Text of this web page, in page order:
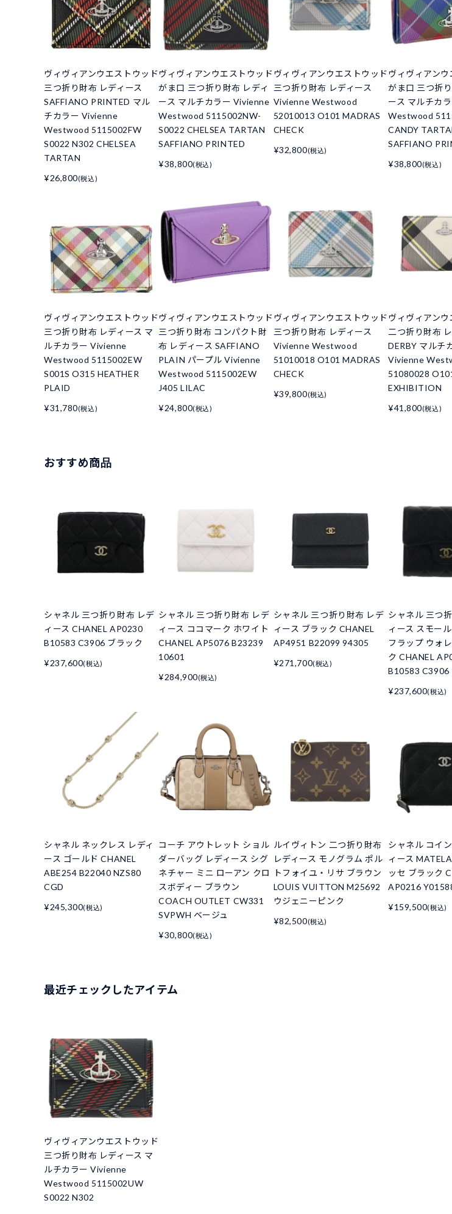
ヴィヴィアンウエストウッド
三つ折り財布 レディース
SAFFIANO PRINTED マル
チカラー Vivienne
Westwood 5115002FW
S0022 N302 CHELSEA
TARTAN
¥26,800(税込)
ヴィヴィアンウエストウッド
がま口 三つ折り財布 レディ
ース マルチカラー Vivienne
Westwood 5115002NW-
S0022 CHELSEA TARTAN
SAFFIANO PRINTED
¥38,800(税込)
ヴィヴィアンウエストウッド
三つ折り財布 レディース
Vivienne Westwood
52010013 O101 MADRAS
CHECK
¥32,800(税込)
ヴィヴィアン
がま口 三つ折
ース マルチカ
Westwood
CANDY
SAFFIANO
¥38,800(税込)
ヴィヴィアンウエストウッド
三つ折り財布 レディース マ
ルチカラー Vivienne
Westwood 5115002EW
S001S O315 HEATHER
PLAID
¥31,780(税込)
ヴィヴィアンウエストウッド
三つ折り財布 コンパクト財
布 レディース SAFFIANO
PLAIN パープル Vivienne
Westwood 5115002EW
J405 LILAC
¥24,800(税込)
ヴィヴィアンウエストウッド
三つ折り財布 レディース
Vivienne Westwood
51010018 O101 MADRAS
CHECK
¥39,800(税込)
ヴィヴィアン
二つ折り財布
DERBY マルチ
Vivienne
51080028
EXHIBITION
¥41,800(税込)
おすすめ商品
シャネル 三つ折り財布 レデ
ィース CHANEL AP0230
B10583 C3906 ブラック
¥237,600(税込)
シャネル 三つ折り財布 レデ
ィース ココマーク ホワイト
CHANEL AP5076 B23239
10601
¥284,900(税込)
シャネル 三つ折り財布 レデ
ィース ブラック CHANEL
AP4951 B22099 94305
¥271,700(税込)
シャネル 三つ
ィース スモー
フラップ ウォ
ク CHANEL
B10583 C3906
¥237,600(税込)
シャネル ネックレス レディ
ース ゴールド CHANEL
ABE254 B22040 NZS80
CGD
¥245,300(税込)
コーチ アウトレット ショル
ダーバッグ レディース シグ
ネチャー ミニ ローアン クロ
スボディー ブラウン
COACH OUTLET CW331
SVPWH ベージュ
¥30,800(税込)
ルイヴィトン 二つ折り財布
レディース モノグラム ポル
トフォイユ・リサ ブラウン
LOUIS VUITTON M25692
ウジェニーピンク
¥82,500(税込)
シャネル コイ
ィース
ッセ ブラック
AP0216
¥159,500(税込)
最近チェックしたアイテム
ヴィヴィアンウエストウッド
三つ折り財布 レディース マ
ルチカラー Vivienne
Westwood 5115002UW
S0022 N302